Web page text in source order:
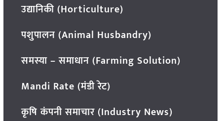
उद्यानिकी (Horticulture)
पशुपालन (Animal Husbandry)
समस्या – समाधान (Farming Solution)
Mandi Rate (मंडी रेट)
कृषि कंपनी समाचार (Industry News)